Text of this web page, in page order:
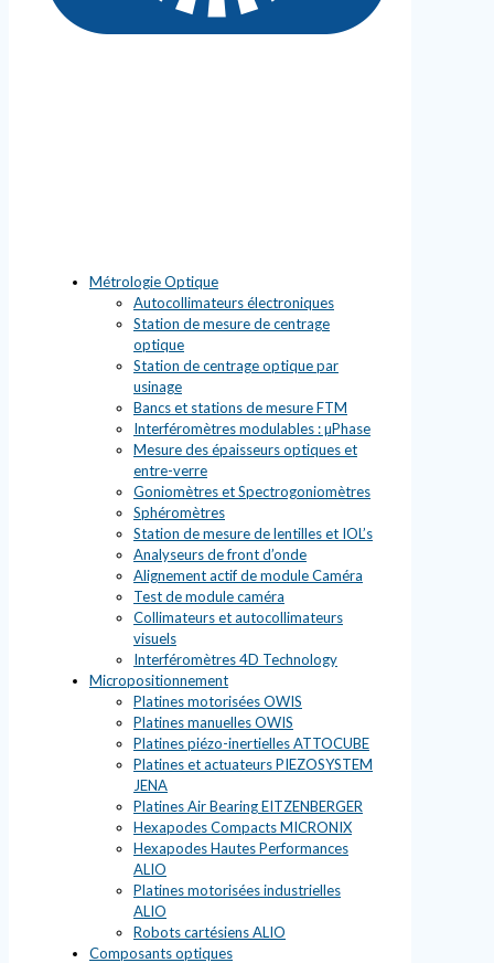
Métrologie Optique
Autocollimateurs électroniques
Station de mesure de centrage
optique
Station de centrage optique par
usinage
Bancs et stations de mesure FTM
Interféromètres modulables : µPhase
Mesure des épaisseurs optiques et
entre-verre
Goniomètres et Spectrogoniomètres
Sphéromètres
Station de mesure de lentilles et IOL’s
Analyseurs de front d’onde
Alignement actif de module Caméra
Test de module caméra
Collimateurs et autocollimateurs
visuels
Interféromètres 4D Technology
Micropositionnement
Platines motorisées OWIS
Platines manuelles OWIS
Platines piézo-inertielles ATTOCUBE
Platines et actuateurs PIEZOSYSTEM
JENA
Platines Air Bearing EITZENBERGER
Hexapodes Compacts MICRONIX
Hexapodes Hautes Performances
ALIO
Platines motorisées industrielles
ALIO
Robots cartésiens ALIO
Composants optiques